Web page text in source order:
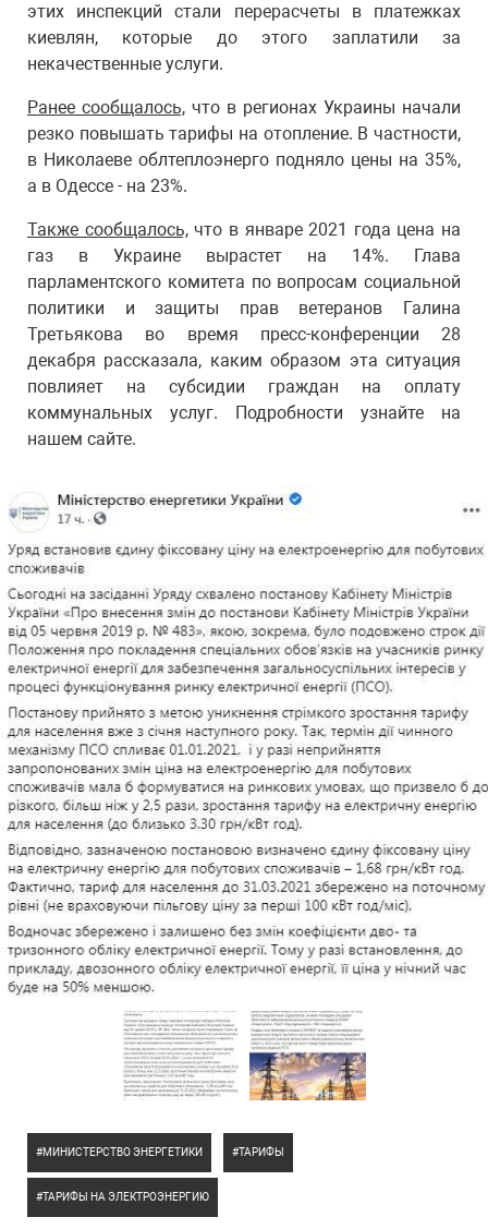
этих инспекций стали перерасчеты в платежках
киевлян, которые до этого заплатили за
некачественные услуги.
Ранее сообщалось, что в регионах Украины начали
резко повышать тарифы на отопление. В частности,
в Николаеве облтеплоэнерго подняло цены на 35%,
а в Одессе - на 23%.
Также сообщалось,что в январе 2021 года цена на
газ в Украине вырастет на 14%. Глава
парламентского комитета по вопросам социальной
политики и защиты прав ветеранов Галина
Третьякова во время пресс-конференции 28
декабря рассказала, каким образом эта ситуация
повлияет на субсидии граждан на оплату
коммунальных услуг. Подробности узнайте на
нашем сайте.
МИНИСТЕРСТВО ЭНЕРГЕТИКИ ТАРИФЫ
ТАРИФЫ НА ЭЛЕКТРОЭНЕРГИЮ